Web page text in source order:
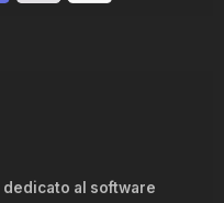
dedicato al software